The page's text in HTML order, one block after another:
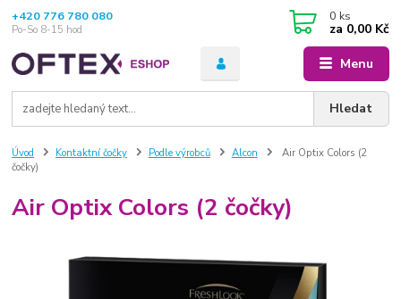
Menu
Hledat
+420 776 780 080
Po-So 8-15 hod
0 ks
za 0,00 Kč
Úvod Kontaktní čočky Podle výrobců Alcon
Air Optix Colors (2
čočky)
Air Optix Colors (2 čočky)